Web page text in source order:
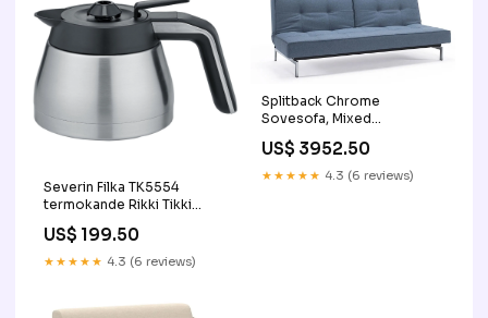
Severin Filka TK5554
termokande Rikki Tikki
Shop
US$ 199.50
★★★★★ 4.3 (6 reviews)
Splitback Chrome
Sovesofa, Mixed
lager Wotu
US$ 3952.50
★★★★★ 4.3 (6 reviews)